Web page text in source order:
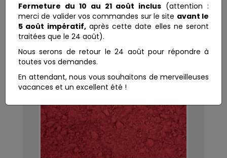
Fermeture du 10 au 21 août inclus (attention :
merci de valider vos commandes sur le site avant le
5 août impératif,après cette date elles ne seront
traitées que le 24 août).
Nous serons de retour le 24 août pour répondre à
toutes vos demandes.
En attendant, nous vous souhaitons de merveilleuses
vacances et un excellent été !